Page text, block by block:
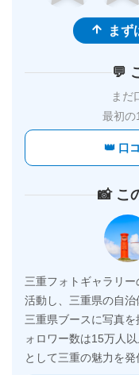
まず
💬
まだ
最初の
👑 口
📸 こ
三重フォトギャラリ
活動し、三重県の自
三重県ブースに写真を
ォロワー数は15万人
として三重の魅力を発